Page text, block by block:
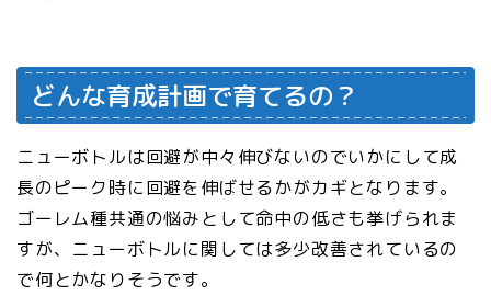
どんな育成計画で育てるの？
ニューボトルは回避が中々伸びないのでいかにして成
長のピーク時に回避を伸ばせるかがカギとなります。
ゴーレム種共通の悩みとして命中の低さも挙げられま
すが、ニューボトルに関しては多少改善されているの
で何とかなりそうです。